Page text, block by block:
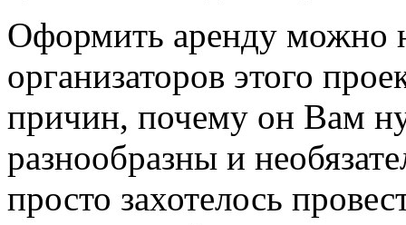
Оформить аренду можно
организаторов этого
причин, почему он Вам
разнообразны и
просто захотелось